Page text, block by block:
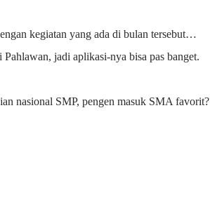
kegiatan yang ada di bulan tersebut…
jadi aplikasi-nya bisa pas banget.
nasional SMP, pengen masuk SMA favorit?